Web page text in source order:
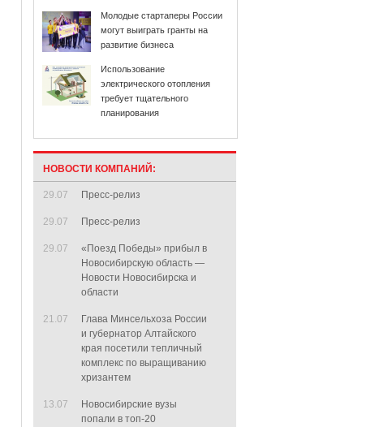
Молодые стартаперы России
могут выиграть гранты на
развитие бизнеса
Использование
электрического отопления
требует тщательного
планирования
НОВОСТИ КОМПАНИЙ:
29.07 Пресс-релиз
29.07 Пресс-релиз
29.07
«Поезд Победы» прибыл в
Новосибирскую область —
Новости Новосибирска и
области
21.07
Глава Минсельхоза России
и губернатор Алтайского
края посетили тепличный
комплекс по выращиванию
хризантем
13.07
Новосибирские вузы
попали в топ-20